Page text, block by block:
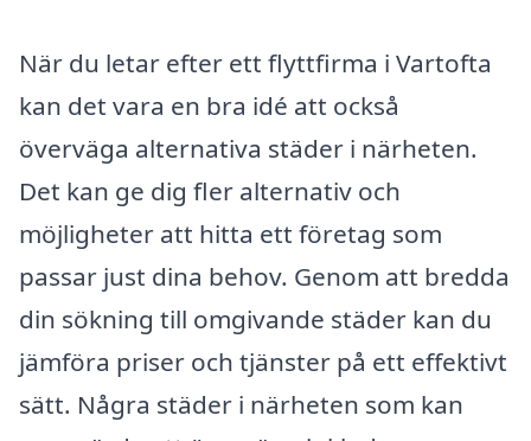
När du letar efter ett flyttfirma i Vartofta
kan det vara en bra idé att också
överväga alternativa städer i närheten.
Det kan ge dig fler alternativ och
möjligheter att hitta ett företag som
passar just dina behov. Genom att bredda
din sökning till omgivande städer kan du
jämföra priser och tjänster på ett effektivt
sätt. Några städer i närheten som kan